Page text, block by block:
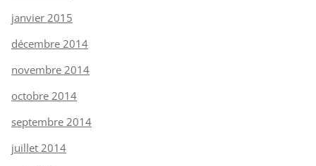
janvier 2015
décembre 2014
novembre 2014
octobre 2014
septembre 2014
juillet 2014